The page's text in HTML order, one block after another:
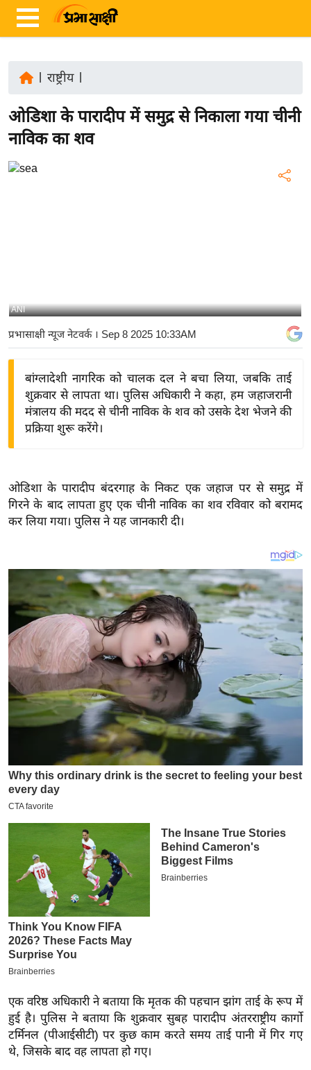
ज़ा
ख
र
ष्ट्री
बि
ज
ग
त
ष
रा
य
ब
ज
ट
खे
ल
के
ट
I
P
0
2
क्रा
इ
म
-
पे
प
र
राष्ट्रीय|
ओडिशा के पारादीप में समुद्र से निकाला गया चीनी
नाविक का शव
ANI
प्रभासाक्षी न्यूज नेटवर्क। Sep 8 2025 10:33AM
बांग्लादेशी नागरिक को चालक दल ने बचा लिया, जबकि ताई
शुक्रवार से लापता था। पुलिस अधिकारी ने कहा, हम जहाजरानी
मंत्रालय की मदद से चीनी नाविक के शव को उसके देश भेजने की
प्रक्रिया शुरू करेंगे।
ओडिशा के पारादीप बंदरगाह के निकट एक जहाज पर से समुद्र में
गिरने के बाद लापता हुए एक चीनी नाविक का शव रविवार को बरामद
कर लिया गया। पुलिस ने यह जानकारी दी।
एक वरिष्ठ अधिकारी ने बताया कि मृतक की पहचान झांग ताई के रूप में
हुई है। पुलिस ने बताया कि शुक्रवार सुबह पारादीप अंतरराष्ट्रीय कार्गो
टर्मिनल (पीआईसीटी) पर कुछ काम करते समय ताई पानी में गिर गए
थे, जिसके बाद वह लापता हो गए।